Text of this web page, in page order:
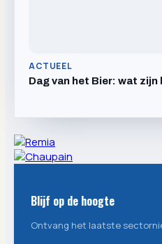
ACTUEEL
Dag van het Bier: wat
Blijf op de hoogte
Ontvang het laatste